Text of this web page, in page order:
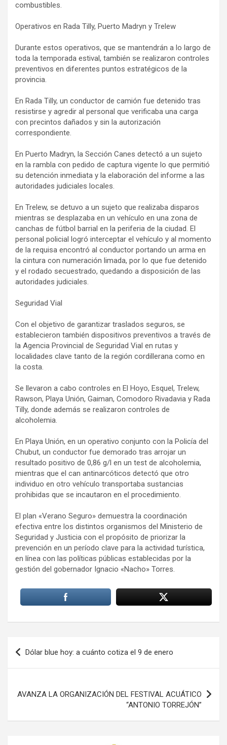
combustibles.
Operativos en Rada Tilly, Puerto Madryn y Trelew
Durante estos operativos, que se mantendrán a lo largo de
toda la temporada estival, también se realizaron controles
preventivos en diferentes puntos estratégicos de la
provincia.
En Rada Tilly, un conductor de camión fue detenido tras
resistirse y agredir al personal que verificaba una carga
con precintos dañados y sin la autorización
correspondiente.
En Puerto Madryn, la Sección Canes detectó a un sujeto
en la rambla con pedido de captura vigente lo que permitió
su detención inmediata y la elaboración del informe a las
autoridades judiciales locales.
En Trelew, se detuvo a un sujeto que realizaba disparos
mientras se desplazaba en un vehículo en una zona de
canchas de fútbol barrial en la periferia de la ciudad. El
personal policial logró interceptar el vehículo y al momento
de la requisa encontró al conductor portando un arma en
la cintura con numeración limada, por lo que fue detenido
y el rodado secuestrado, quedando a disposición de las
autoridades judiciales.
Seguridad Vial
Con el objetivo de garantizar traslados seguros, se
establecieron también dispositivos preventivos a través de
la Agencia Provincial de Seguridad Vial en rutas y
localidades clave tanto de la región cordillerana como en
la costa.
Se llevaron a cabo controles en El Hoyo, Esquel, Trelew,
Rawson, Playa Unión, Gaiman, Comodoro Rivadavia y Rada
Tilly, donde además se realizaron controles de
alcoholemia.
En Playa Unión, en un operativo conjunto con la Policía del
Chubut, un conductor fue demorado tras arrojar un
resultado positivo de 0,86 g/l en un test de alcoholemia,
mientras que el can antinarcóticos detectó que otro
individuo en otro vehículo transportaba sustancias
prohibidas que se incautaron en el procedimiento.
El plan «Verano Seguro» demuestra la coordinación
efectiva entre los distintos organismos del Ministerio de
Seguridad y Justicia con el propósito de priorizar la
prevención en un período clave para la actividad turística,
en línea con las políticas públicas establecidas por la
gestión del gobernador Ignacio «Nacho» Torres.
Navegación
de
Dólar blue hoy: a cuánto cotiza el 9 de enero
AVANZA LA ORGANIZACIÓN DEL FESTIVAL ACUÁTICO
“ANTONIO TORREJÓN”